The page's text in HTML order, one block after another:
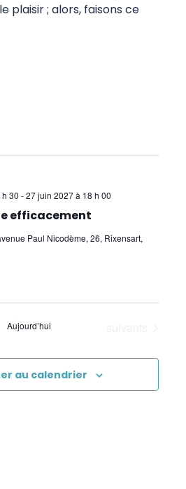
de tête et inconforts du
Wellness Kinesiology
par l'acupressure
addictions (W. Topping) –
(ancien "Donner
(W. Topping) – Energy
(W. Topping) – Digestive
plaisir ; alors, faisons ce
efficacement
30 -27 juin 2027 à 18 h 00
Paul Nicodème, 26, Rixensart,
Aujourd’hui
au calendrier